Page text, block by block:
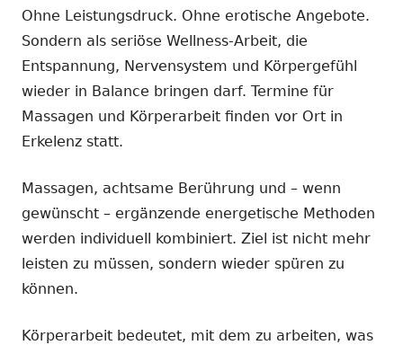
Ohne Leistungsdruck. Ohne erotische Angebote.
Sondern als seriöse Wellness-Arbeit, die
Entspannung, Nervensystem und Körpergefühl
wieder in Balance bringen darf. Termine für
Massagen und Körperarbeit finden vor Ort in
Erkelenz statt.
Massagen, achtsame Berührung und – wenn
gewünscht – ergänzende energetische Methoden
werden individuell kombiniert. Ziel ist nicht mehr
leisten zu müssen, sondern wieder spüren zu
können.
Körperarbeit bedeutet, mit dem zu arbeiten, was